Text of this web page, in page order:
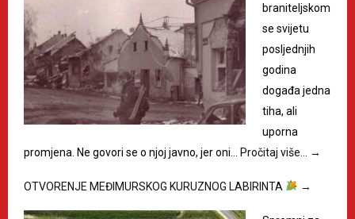
braniteljskom
se svijetu
posljednjih
godina
događa jedna
tiha, ali
uporna
promjena. Ne govori se o njoj javno, jer oni…
Pročitaj više… →
OTVORENJE MEĐIMURSKOG KURUZNOG LABIRINTA →